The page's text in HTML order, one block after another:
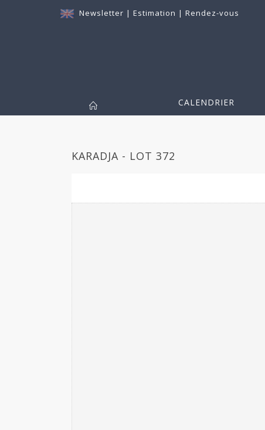
Newsletter | Estimation | Rendez-vous
CALENDRIER
KARADJA - LOT 372